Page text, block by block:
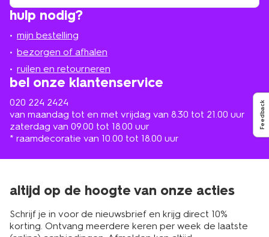
Feedback
hulp nodig?
mijn bestelling
bezorgen of afhalen
ruilen en retourneren
bel onze klantenservice
020 224 2424
van maandag tot en met vrijdag van 8.30 tot 21.00 uur
zaterdag van 09.00 tot 18.00 uur
* raamdecoratie van 10.00 tot 18.00 uur
winkel
bij
in
de
buurt
altijd op de hoogte van onze acties
Schrijf je in voor de nieuwsbrief en krijg direct 10%
korting. Ontvang meerdere keren per week de laatste